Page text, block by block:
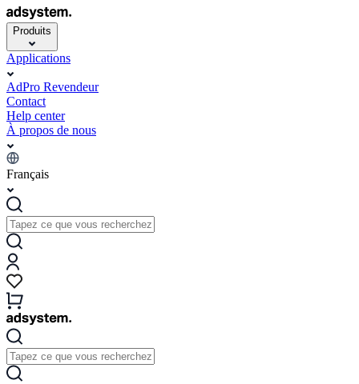
Produits
Applications
AdPro Revendeur
Contact
Help center
À propos de nous
Français